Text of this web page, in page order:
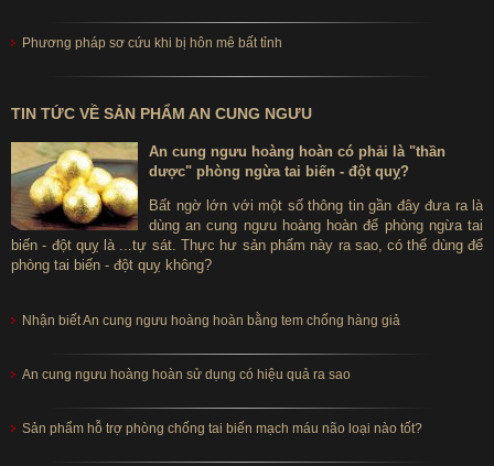
cordycepin, nguyên tố vi lượng (Al, Si, K, Na...), vitamin …nâng cao
sức đề kháng, bổ sung dưỡng chất…
+ Chiết xuất nấm linh chi đỏ Hàn Quốc: chứa hợp chất
Polysaccharides, Acid ganoderic trẻ hóa các mô cơ thể và tế bào…
+ Các thành phần khác như táo đỏ, vitamin C, mật ong .... bồi bổ
sức khỏe, tăng sự tập trung và đẩy lùi chống lão hóa….
dụng gì?
Bồi bổ khí huyết, tăng cường sức đề kháng, sức bền thể chất và
tinh thần, đẩy lùi lão hóa, phục hồi sức khỏe…. Tìm hiểm thêm
công dụng của trùng thảo với sức khỏe tại bài viết:/tin-tuc/tin-tuc-
ve-dong-trung-ha-thao/cong-dung-cua-dong-trung-ha-thao-951
Phương pháp sơ cứu khi bị hôn mê bất tỉnh
TIN TỨC VỀ SẢN PHẨM AN CUNG NGƯU
An cung ngưu hoàng hoàn có phải là "thần
dược" phòng ngừa tai biến - đột quỵ?
Bất ngờ lớn với một số thông tin gần đây đưa ra là
dùng an cung ngưu hoàng hoàn để phòng ngừa tai
biến - đột quỵ là ...tự sát. Thực hư sản phẩm này ra sao, có thể dùng để
phòng tai biến - đột quỵ không?
Nhận biết An cung ngưu hoàng hoàn bằng tem chống hàng giả
An cung ngưu hoàng hoàn sử dụng có hiệu quả ra sao
Sản phẩm hỗ trợ phòng chống tai biến mạch máu não loại nào tốt?